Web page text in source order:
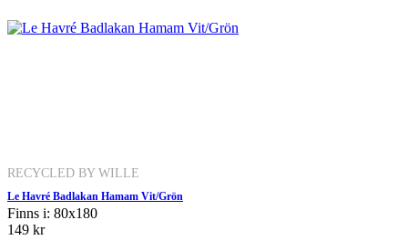
RECYCLED BY WILLE
Le Havré Badlakan Hamam Vit/Grön
Finns i: 80x180
149 kr